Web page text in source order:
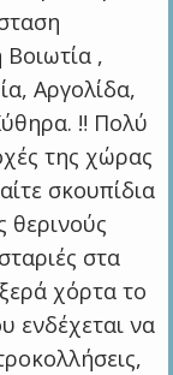
Βοιωτία ,
Αργολίδα,
‼️ Πολύ
της χώρας
σκουπίδια
θερινούς
στα
χόρτα το
ενδέχεται να